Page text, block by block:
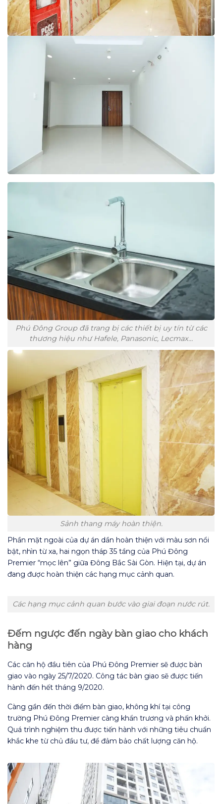
Phú Đông Group đã trang bị các thiết bị uy tín từ các
thương hiệu như Hafele, Panasonic, Lecmax…
Sảnh thang máy hoàn thiện.
Phần mặt ngoài của dự án dần hoàn thiện với màu sơn nổi
bật, nhìn từ xa, hai ngọn tháp 35 tầng của Phú Đông
Premier “mọc lên” giữa Đông Bắc Sài Gòn. Hiện tại, dự án
đang được hoàn thiện các hạng mục cảnh quan.
Các hạng mục cảnh quan bước vào giai đoạn nước rút.
Đếm ngược đến ngày bàn giao cho khách
hàng
Các căn hộ đầu tiên của Phú Đông Premier sẽ được bàn
giao vào ngày 25/7/2020. Công tác bàn giao sẽ được tiến
hành đến hết tháng 9/2020.
Càng gần đến thời điểm bàn giao, không khí tại công
trường Phú Đông Premier càng khẩn trương và phấn khởi.
Quá trình nghiệm thu được tiến hành với những tiêu chuẩn
khắc khe từ chủ đầu tư, để đảm bảo chất lượng căn hộ.